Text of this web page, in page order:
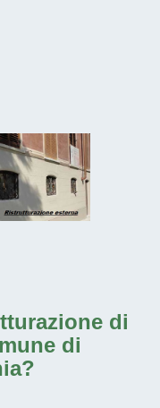
di
di
?